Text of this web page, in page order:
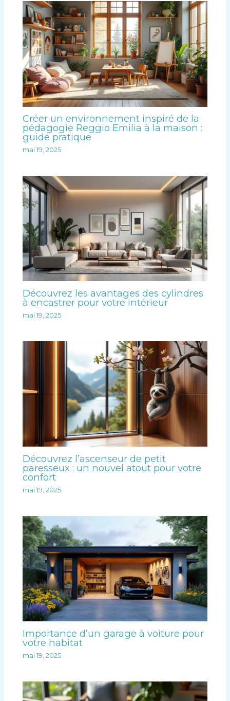
Créer un environnement inspiré de la
pédagogie Reggio Emilia à la maison :
guide pratique
mai 19, 2025
Découvrez les avantages des cylindres
à encastrer pour votre intérieur
mai 19, 2025
Découvrez l’ascenseur de petit
paresseux : un nouvel atout pour votre
confort
mai 19, 2025
Importance d’un garage à voiture pour
votre habitat
mai 19, 2025